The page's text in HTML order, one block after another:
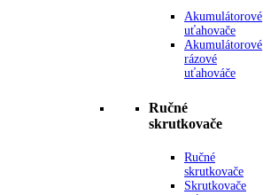
Akumulátorové
uťahovače
Akumulátorové
rázové
uťahováče
Ručné
skrutkovače
Ručné
skrutkovače
Skrutkovače